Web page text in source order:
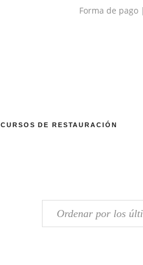
Forma de pago |
CURSOS DE RESTAURACIÓN